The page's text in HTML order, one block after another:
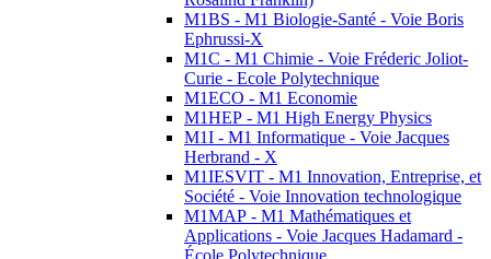
M1BS - M1 Biologie-Santé - Voie Boris
Ephrussi-X
M1C - M1 Chimie - Voie Fréderic Joliot-
Curie - Ecole Polytechnique
M1ECO - M1 Economie
M1HEP - M1 High Energy Physics
M1I - M1 Informatique - Voie Jacques
Herbrand - X
M1IESVIT - M1 Innovation, Entreprise, et
Société - Voie Innovation technologique
M1MAP - M1 Mathématiques et
Applications - Voie Jacques Hadamard -
École Polytechnique